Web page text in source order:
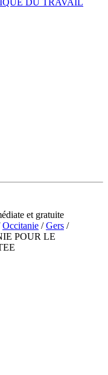
et gratuite
Occitanie /Gers /
POUR LE